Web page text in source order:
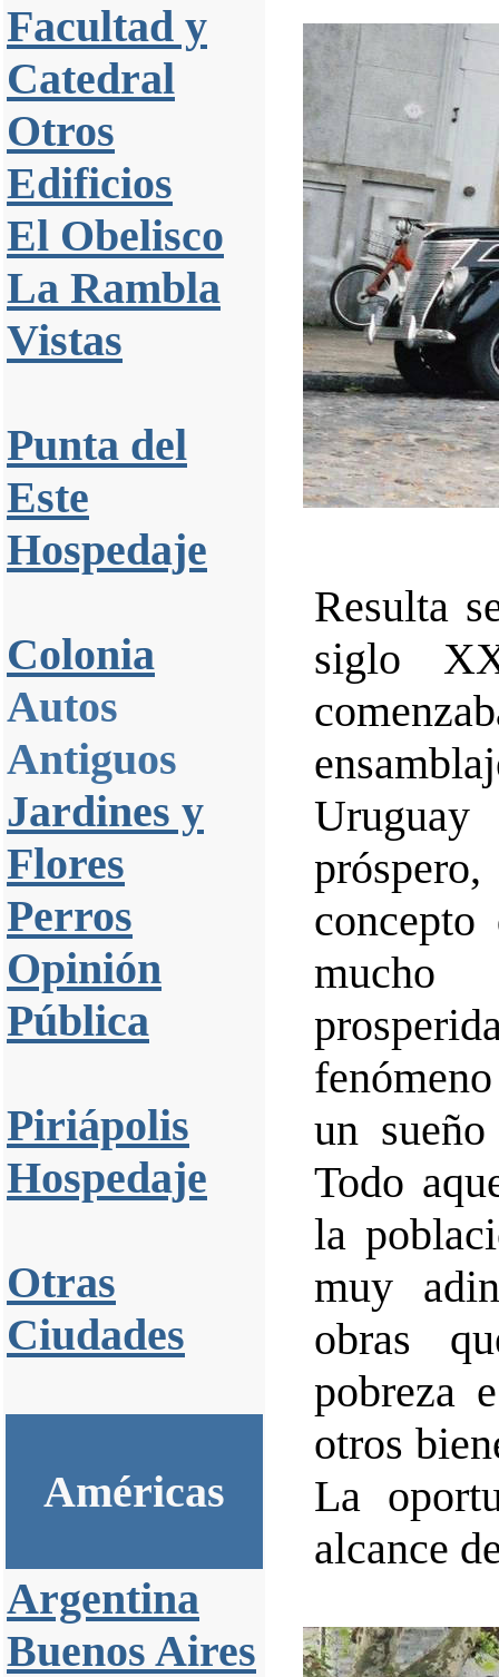
Facultad y
Catedral
Otros
Edificios
El Obelisco
La Rambla
Vistas
Punta del
Este
Hospedaje
Colonia
Autos
Antiguos
Jardines y
Flores
Perros
Opinión
Pública
Piriápolis
Hospedaje
Otras
Ciudades
Américas
Argentina
Buenos Aires
Resulta
siglo
mucho
un
Todo
la
muy
obras
pobreza
otros
La
alcance